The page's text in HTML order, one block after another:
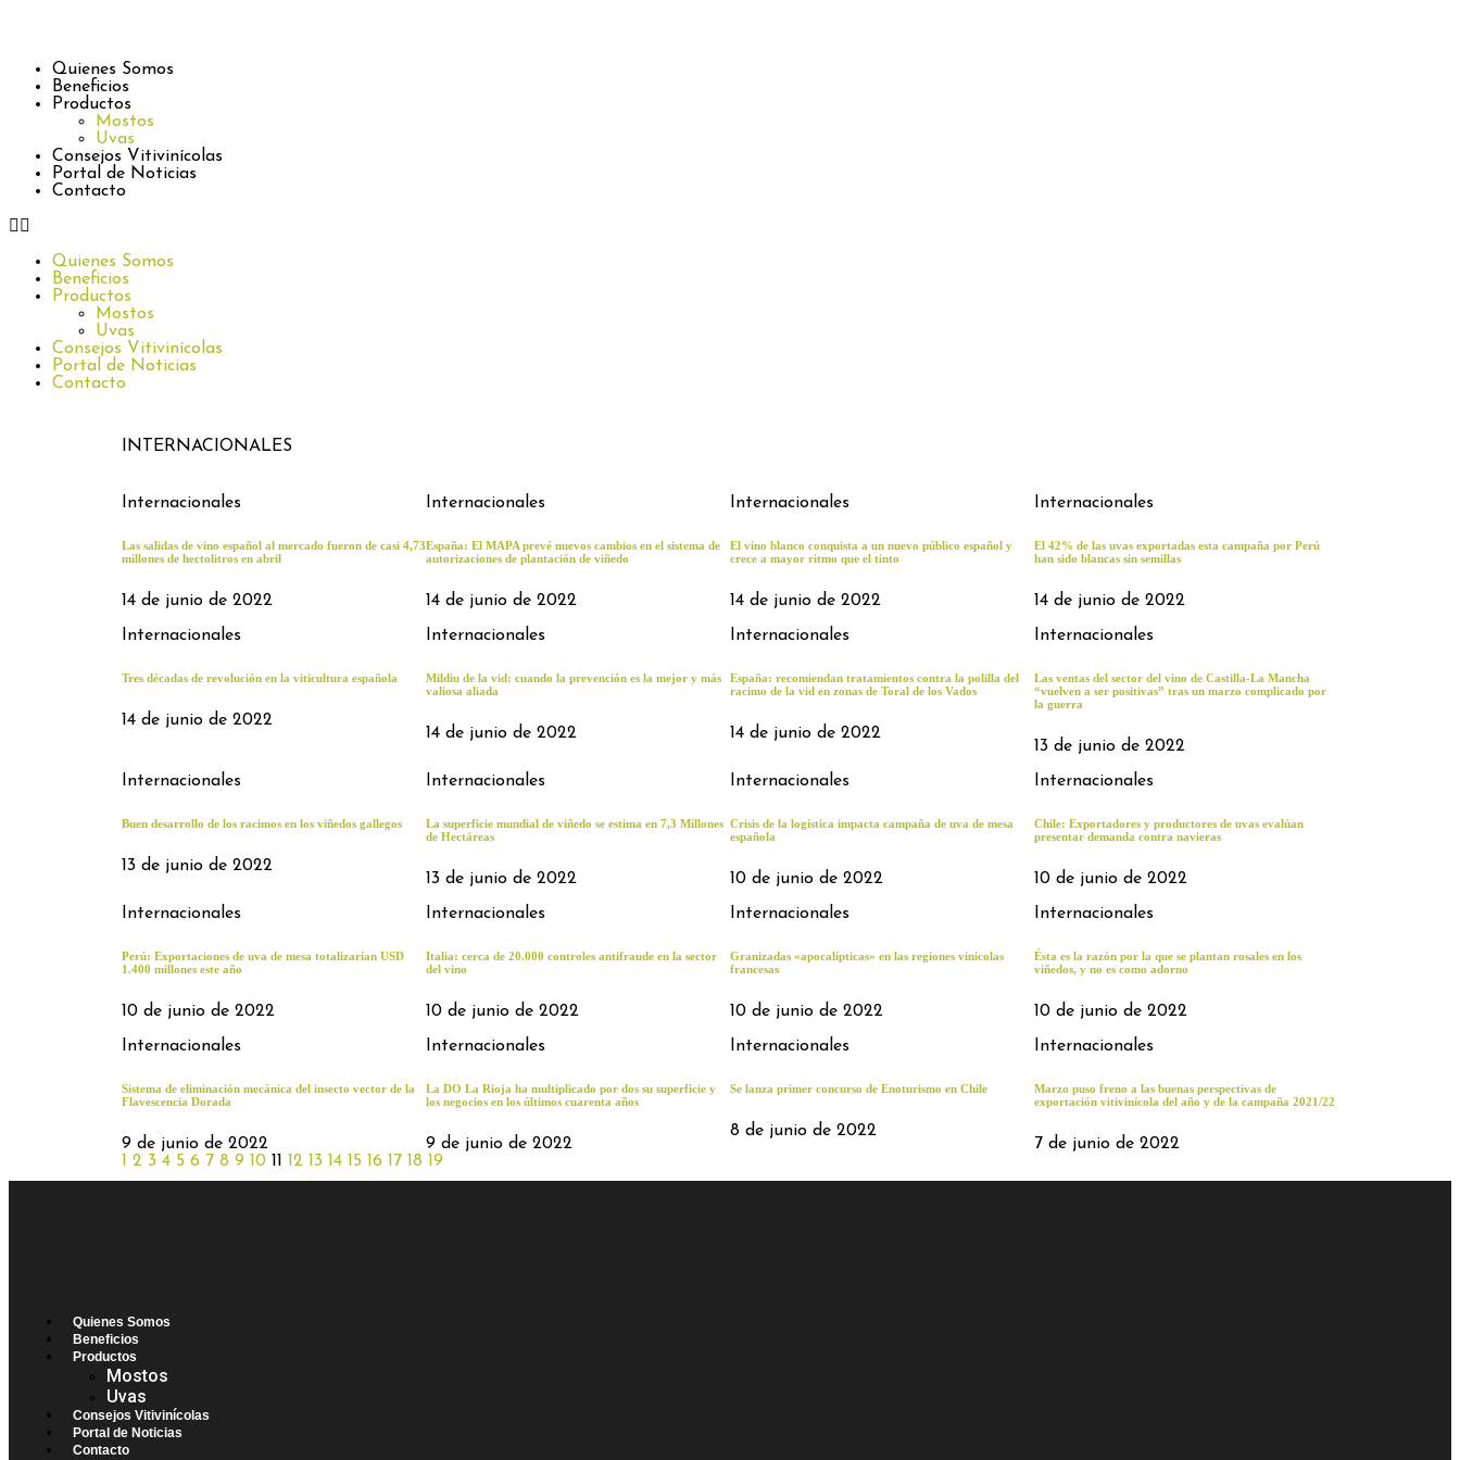
Quienes Somos
Beneficios
Productos
Mostos
Uvas
Consejos Vitivinícolas
Portal de Noticias
Contacto
Quienes Somos
Beneficios
Productos
Mostos
Uvas
Consejos Vitivinícolas
Portal de Noticias
Contacto
INTERNACIONALES
Internacionales
Las salidas de vino español al mercado fueron de casi 4,73
millones de hectolitros en abril
14 de junio de 2022
Internacionales
España: El MAPA prevé nuevos cambios en el sistema de
autorizaciones de plantación de viñedo
14 de junio de 2022
Internacionales
El vino blanco conquista a un nuevo público español y
crece a mayor ritmo que el tinto
14 de junio de 2022
Internacionales
El 42% de las uvas exportadas esta campaña por Perú
han sido blancas sin semillas
14 de junio de 2022
Internacionales
Tres décadas de revolución en la viticultura española
14 de junio de 2022
Internacionales
Mildiu de la vid: cuando la prevención es la mejor y más
valiosa aliada
14 de junio de 2022
Internacionales
España: recomiendan tratamientos contra la polilla del
racimo de la vid en zonas de Toral de los Vados
14 de junio de 2022
Internacionales
Las ventas del sector del vino de Castilla-La Mancha
“vuelven a ser positivas” tras un marzo complicado por
la guerra
13 de junio de 2022
Internacionales
Buen desarrollo de los racimos en los viñedos gallegos
13 de junio de 2022
Internacionales
La superficie mundial de viñedo se estima en 7,3 Millones
de Hectáreas
13 de junio de 2022
Internacionales
Crisis de la logística impacta campaña de uva de mesa
española
10 de junio de 2022
Internacionales
Chile: Exportadores y productores de uvas evalúan
presentar demanda contra navieras
10 de junio de 2022
Internacionales
Perú: Exportaciones de uva de mesa totalizarían USD
1.400 millones este año
10 de junio de 2022
Internacionales
Italia: cerca de 20.000 controles antifraude en la sector
del vino
10 de junio de 2022
Internacionales
Granizadas «apocalípticas» en las regiones vinícolas
francesas
10 de junio de 2022
Internacionales
Ésta es la razón por la que se plantan rosales en los
viñedos, y no es como adorno
10 de junio de 2022
Internacionales
Sistema de eliminación mecánica del insecto vector de la
Flavescencia Dorada
9 de junio de 2022
Internacionales
La DO La Rioja ha multiplicado por dos su superficie y
los negocios en los últimos cuarenta años
9 de junio de 2022
Internacionales
Se lanza primer concurso de Enoturismo en Chile
8 de junio de 2022
Internacionales
Marzo puso freno a las buenas perspectivas de
exportación vitivinícola del año y de la campaña 2021/22
7 de junio de 2022
1 2 3 4 5 6 7 8 9 10 11 12 13 14 15 16 17 18 19
Quienes Somos
Beneficios
Productos
Mostos
Uvas
Consejos Vitivinícolas
Portal de Noticias
Contacto